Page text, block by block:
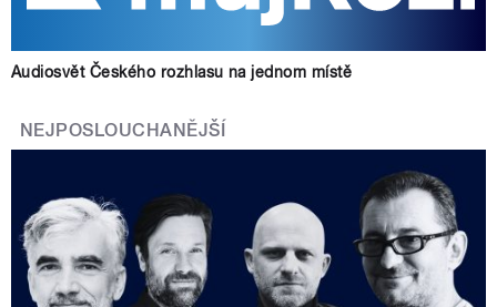
Audiosvět Českého rozhlasu na jednom místě
NEJPOSLOUCHANĚJŠÍ